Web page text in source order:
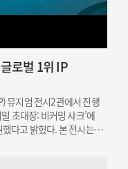
로벌 1위 IP
뮤지엄 전시2관에서 진행
초대장: 비커밍 샤크’에
했다고 밝혔다. 본 전시는